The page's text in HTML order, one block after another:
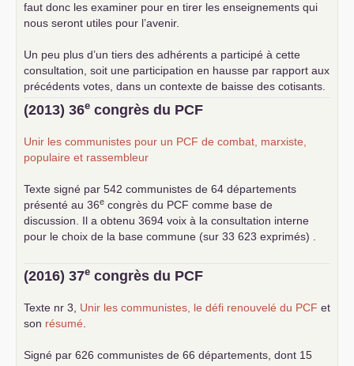
faut donc les examiner pour en tirer les enseignements qui
nous seront utiles pour l’avenir.
Un peu plus d’un tiers des adhérents a participé à cette
consultation, soit une participation en hausse par rapport aux
précédents votes, dans un contexte de baisse des cotisants.
... lire la suite
(2013) 36e congrès du PCF
Unir les communistes pour un PCF de combat, marxiste,
populaire et rassembleur
Texte signé par 542 communistes de 64 départements
présenté au 36e congrès du PCF comme base de
discussion. Il a obtenu 3694 voix à la consultation interne
pour le choix de la base commune (sur 33 623 exprimés) .
(2016) 37e congrès du PCF
Texte nr 3, Unir les communistes, le défi renouvelé du PCF et
son résumé
Signé par 626 communistes de 66 départements, dont 15